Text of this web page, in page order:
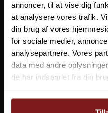
annoncer, til at vise dig
at analysere vores trafik.
din brug af vores
for sociale medier,
analysepartnere. Vores
data med andre
de har indsamlet fra din
KARLK
KATADYN & STERIPEN
LAWSON